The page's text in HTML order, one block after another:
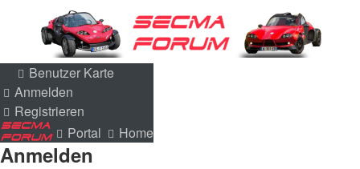
Benutzer Karte
Anmelden
Registrieren
Portal
Home
Benutzer Karte
Anmelden
Registrieren
Portal
Home
Anmelden